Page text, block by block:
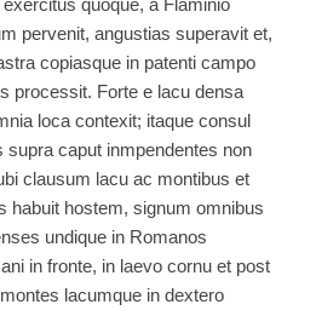
quoque, a Flaminio
pervenit, angustias superavit et,
copiasque in patenti campo
processit. Forte e lacu densa
loca contexit; itaque consul
supra caput inmpendentes non
clausum lacu ac montibus et
habuit hostem, signum omnibus
undique in Romanos
in fronte, in laevo cornu et post
lacumque in dextero